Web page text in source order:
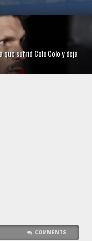
que sufrió Colo Colo y deja
COMMENTS